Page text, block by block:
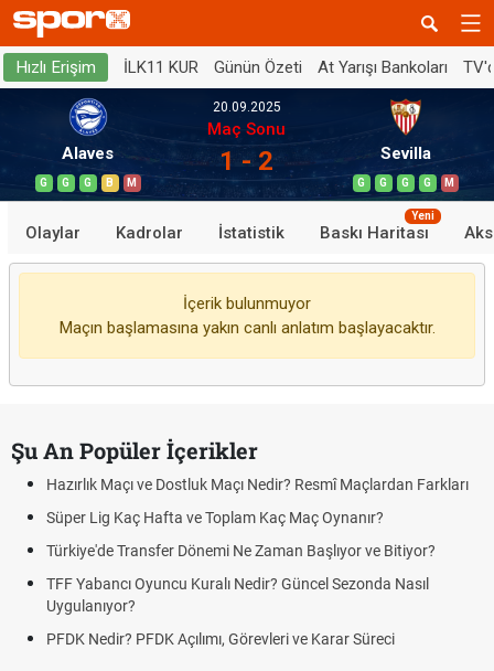
Hızlı Erişim İLK11 KUR Günün Özeti At Yarışı Bankoları
Alaves
G G G B M
20.09.2025
Maç Sonu
1 - 2 Sevilla
G G G G M
Olaylar Kadrolar İstatistik Baskı Haritası
Yeni
İçerik bulunmuyor
Maçın başlamasına yakın canlı anlatım başlayacaktır.
Şu An Popüler İçerikler
Hazırlık Maçı ve Dostluk Maçı Nedir? Resmî Maçlardan Farkları
Süper Lig Kaç Hafta ve Toplam Kaç Maç Oynanır?
Türkiye'de Transfer Dönemi Ne Zaman Başlıyor ve Bitiyor?
TFF Yabancı Oyuncu Kuralı Nedir? Güncel Sezonda Nasıl
Uygulanıyor?
PFDK Nedir? PFDK Açılımı, Görevleri ve Karar Süreci